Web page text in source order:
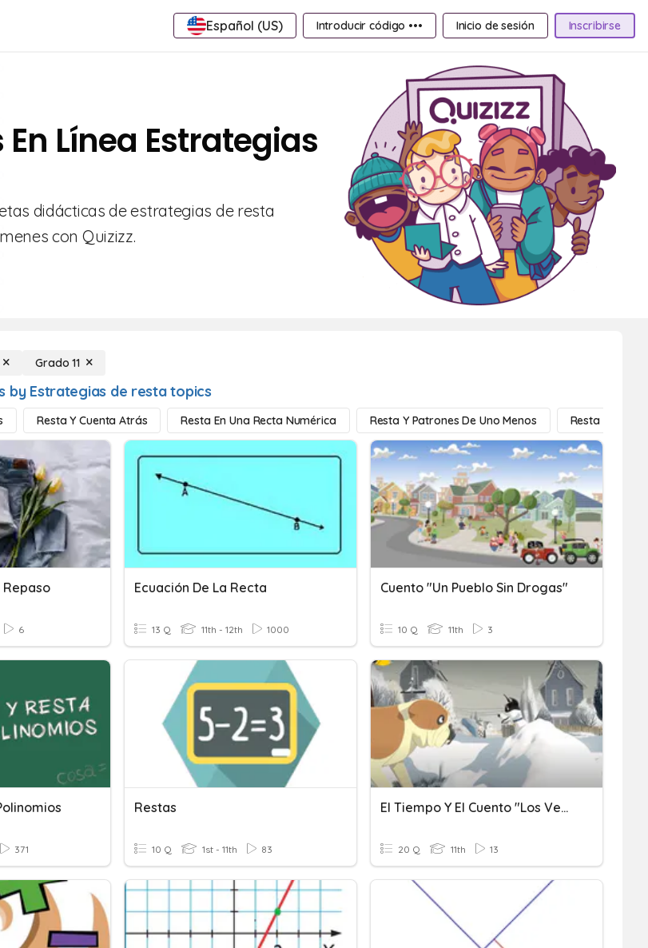
Español (US) Introducir código ••• Inicio de sesión Inscribirse
Línea Estrategias
didácticas de estrategias de resta
con Quizizz.
Grado 11
by Estrategias de resta topics
Resta Y Cuenta Atrás Resta En Una Recta Numérica Resta Y Patrones De Uno Menos Resta
Repaso
6
Ecuación De La Recta
13 Q 11th - 12th 1000
Cuento "Un Pueblo Sin Drogas"
10 Q 11th 3
371
Restas
10 Q 1st - 11th 83
El Tiempo Y El Cuento "Los Vecinos"
20 Q 11th 13